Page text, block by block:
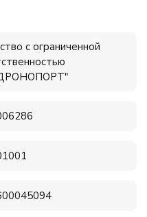
с ограниченной